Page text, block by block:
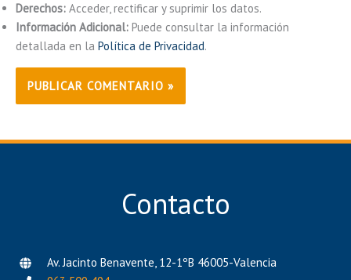
Derechos: Acceder, rectificar y suprimir los datos.
Información Adicional: Puede consultar la información
detallada en la Política de Privacidad.
Contacto
Av. Jacinto Benavente, 12-1ºB 46005-Valencia